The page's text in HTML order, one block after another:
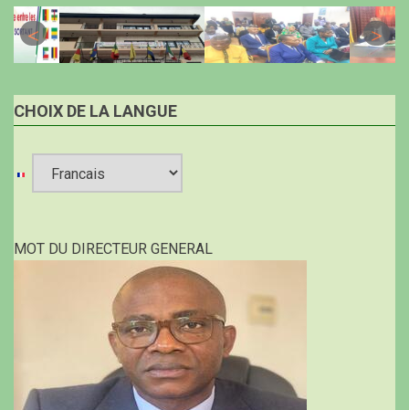
CHOIX DE LA LANGUE
language
MOT DU DIRECTEUR GENERAL